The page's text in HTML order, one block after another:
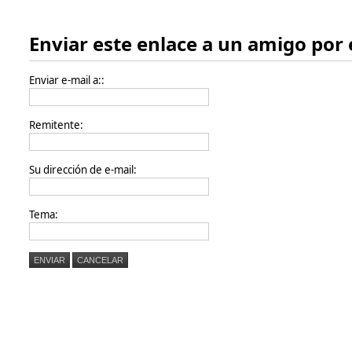
Enviar este enlace a un amigo por
Enviar e-mail a::
Remitente:
Su dirección de e-mail:
Tema:
ENVIAR CANCELAR